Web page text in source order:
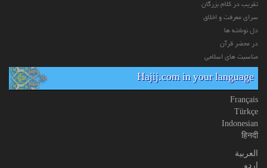
تقریب در کلام بزرگان
سرای معرفت و اخلاق
دل نوشته ها
در محضر قرآن
مناسبت های اسلامی
Hajij.com in your language
Français
Türkçe
Indonesian
हिनदी
العربیة
اردو